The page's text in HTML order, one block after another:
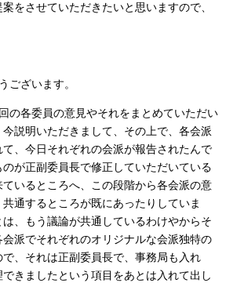
をさせていただきたいと思いますので、
ざいます。
各委員の意見やそれをまとめていただい
説明いただきまして、その上で、各会派
、今日それぞれの会派が報告されたんで
が正副委員長で修正していただいている
いるところへ、この段階から各会派の意
通するところが既にあったりしていま
、もう議論が共通しているわけやからそ
派でそれぞれのオリジナルな会派独特の
、それは正副委員長で、事務局も入れ
きましたという項目をあとは入れて出し